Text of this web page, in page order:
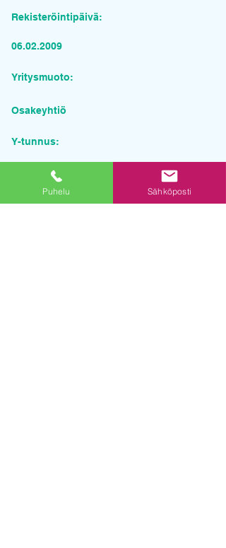
Rekisteröintipäivä:
06.02.2009
Yritysmuoto:
Osakeyhtiö
Y-tunnus:
2246642-6
Pyydä tarjous palvelusta
Puhelu Sähköposti